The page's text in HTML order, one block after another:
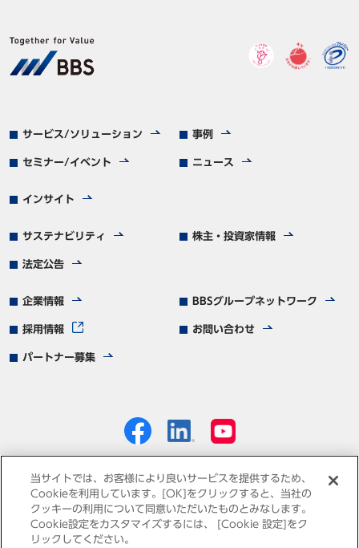
サービス/ソリューション 事例
セミナー/イベント ニュース
インサイト
サステナビリティ 株主・投資家情報
法定公告
企業情報 BBSグループネットワーク
採用情報 お問い合わせ
パートナー募集
個人情報保護方針 免責事項 サイトマップ
当サイトでは、お客様により良いサービスを提供するため、
Cookieを利用しています。[OK]をクリックすると、当社の
クッキーの利用について同意いただいたものとみなします。
Cookie設定をカスタマイズするには、 [Cookie 設定]をク
リックしてください。